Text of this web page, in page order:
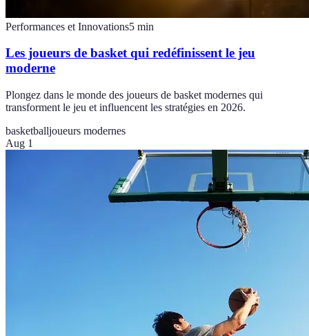
Performances et Innovations5 min
Les joueurs de basket qui redéfinissent le jeu
moderne
Plongez dans le monde des joueurs de basket modernes qui
transforment le jeu et influencent les stratégies en 2026.
basketballjoueurs modernes
Aug 1